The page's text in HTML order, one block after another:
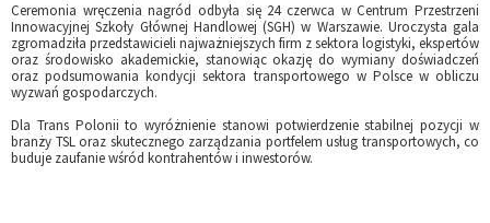
Ceremonia wręczenia nagród odbyła się 24 czerwca w Centrum Przestrzeni
Innowacyjnej Szkoły Głównej Handlowej (SGH) w Warszawie. Uroczysta gala
zgromadziła przedstawicieli najważniejszych firm z sektora logistyki, ekspertów
oraz środowisko akademickie, stanowiąc okazję do wymiany doświadczeń
oraz podsumowania kondycji sektora transportowego w Polsce w obliczu
wyzwań gospodarczych.
Dla Trans Polonii to wyróżnienie stanowi potwierdzenie stabilnej pozycji w
branży TSL oraz skutecznego zarządzania portfelem usług transportowych, co
buduje zaufanie wśród kontrahentów i inwestorów.